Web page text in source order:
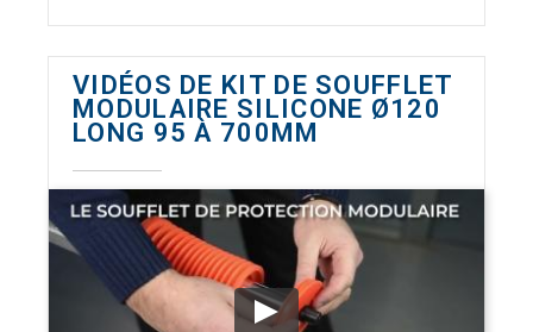
VIDÉOS DE KIT DE SOUFFLET
MODULAIRE SILICONE Ø120
LONG 95 À 700MM